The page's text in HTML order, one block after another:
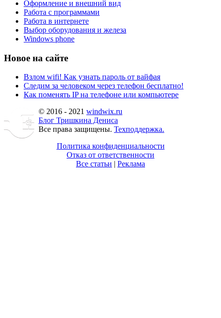
Оформление и внешний вид
Работа с программами
Работа в интернете
Выбор оборудования и железа
Windows phone
Новое на сайте
Взлом wifi! Как узнать пароль от вайфая
Следим за человеком через телефон бесплатно!
Как поменять IP на телефоне или компьютере
© 2016 - 2021 windwix.ru
Блог Тришкина Дениса
Все права защищены. Техподдержка.
Политика конфиденциальности
Отказ от ответственности
Все статьи | Реклама